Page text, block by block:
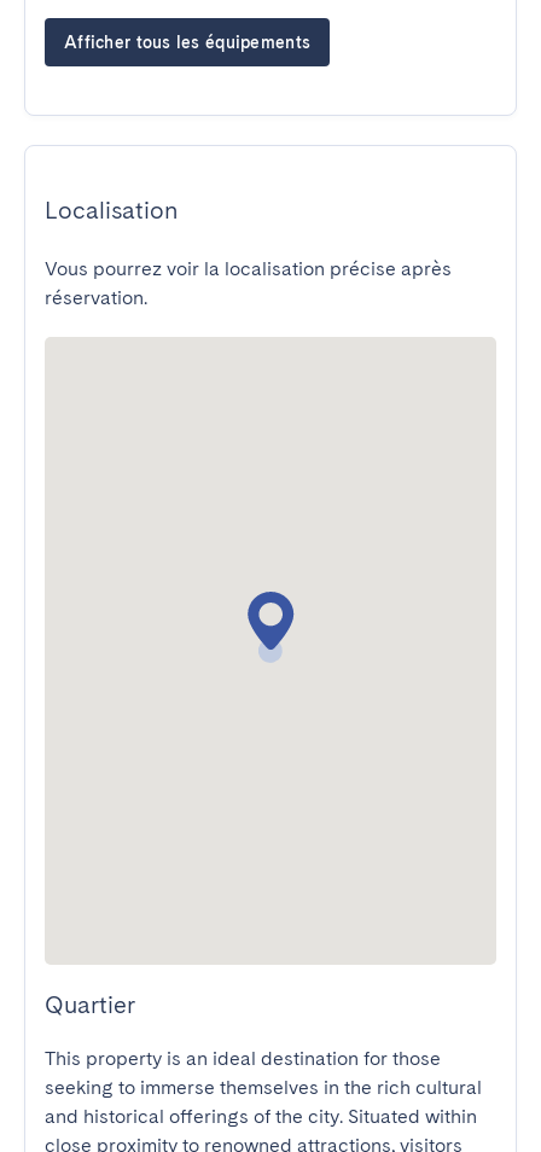
Afficher tous les équipements
Localisation
Vous pourrez voir la localisation précise après
réservation.
Quartier
This property is an ideal destination for those
seeking to immerse themselves in the rich cultural
and historical offerings of the city. Situated within
close proximity to renowned attractions, visitors